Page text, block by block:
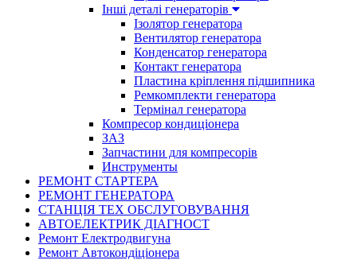
Інші деталі генераторів
Ізолятор генератора
Вентилятор генератора
Конденсатор генератора
Контакт генератора
Пластина кріплення підшипника
Ремкомплекти генератора
Термінал генератора
Компресор кондиціонера
ЗАЗ
Запчастини для компресорів
Инструменты
РЕМОНТ СТАРТЕРА
РЕМОНТ ГЕНЕРАТОРА
СТАНЦІЯ ТЕХ ОБСЛУГОВУВАННЯ
АВТОЕЛЕКТРИК ДІАГНОСТ
Ремонт Електродвигуна
Ремонт Автокондіціонера